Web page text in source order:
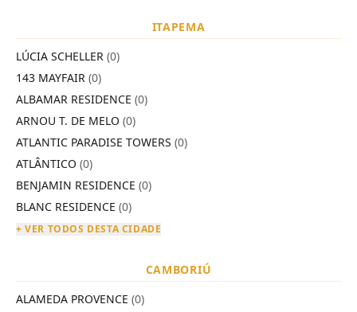
ITAPEMA
LÚCIA SCHELLER (0)
143 MAYFAIR (0)
ALBAMAR RESIDENCE (0)
ARNOU T. DE MELO (0)
ATLANTIC PARADISE TOWERS (0)
ATLÂNTICO (0)
BENJAMIN RESIDENCE (0)
BLANC RESIDENCE (0)
+ VER TODOS DESTA CIDADE
CAMBORIÚ
ALAMEDA PROVENCE (0)